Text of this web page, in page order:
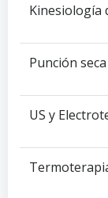
Kinesiología
Punción seca
US y